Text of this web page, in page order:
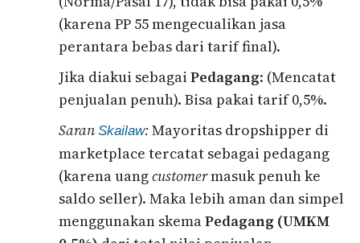
(karena PP 55 mengecualikan jasa
perantara bebas dari tarif final).
Jika diakui sebagai Pedagang: (Mencatat
penjualan penuh). Bisa pakai tarif 0,5%.
Saran Skailaw:Mayoritas dropshipper di
marketplace tercatat sebagai pedagang
(karena uangcustomermasuk penuh ke
saldo seller). Maka lebih aman dan simpel
menggunakan skemaPedagang (UMKM